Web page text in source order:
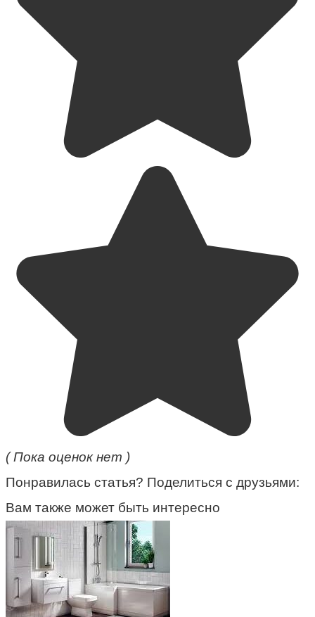
( Пока оценок нет )
Понравилась статья? Поделиться с друзьями:
Вам также может быть интересно